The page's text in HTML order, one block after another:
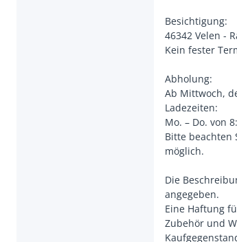
Besichtigung:
46342 Velen -
Kein fester
Abholung:
Ab Mittwoch,
Ladezeiten:
Mo. – Do. von
Bitte beachten
möglich.
Die
angegeben.
Eine Haftung
Zubehör und